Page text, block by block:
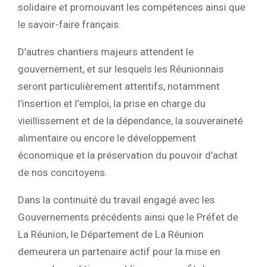
solidaire et promouvant les compétences ainsi que
le savoir-faire français.
D’autres chantiers majeurs attendent le
gouvernement, et sur lesquels les Réunionnais
seront particulièrement attentifs, notamment
l’insertion et l’emploi, la prise en charge du
vieillissement et de la dépendance, la souveraineté
alimentaire ou encore le développement
économique et la préservation du pouvoir d’achat
de nos concitoyens.
Dans la continuité du travail engagé avec les
Gouvernements précédents ainsi que le Préfet de
La Réunion, le Département de La Réunion
demeurera un partenaire actif pour la mise en